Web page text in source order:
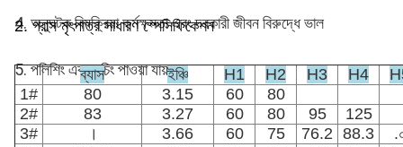
4. অনুঘটক বিষক্রিয়া কর্মক্ষমতা এবং দরকারী জীবন বিরুদ্ধে ভাল
5. পলিশিং এবং এচিং পাওয়া যায়।
6. ইউরো VI নির্গমন মান পর্যন্ত।
2. গ্রাস মৃৎপাত্র সাধারণ স্পেসিফিকেশন
ব্যাস ইঞ্চি H1 H2 H3 H4
1#
80 3.15 60
80
2#
83 3.27 60 80 95
125
3#
। 3.66 60 75 76.2 88.3